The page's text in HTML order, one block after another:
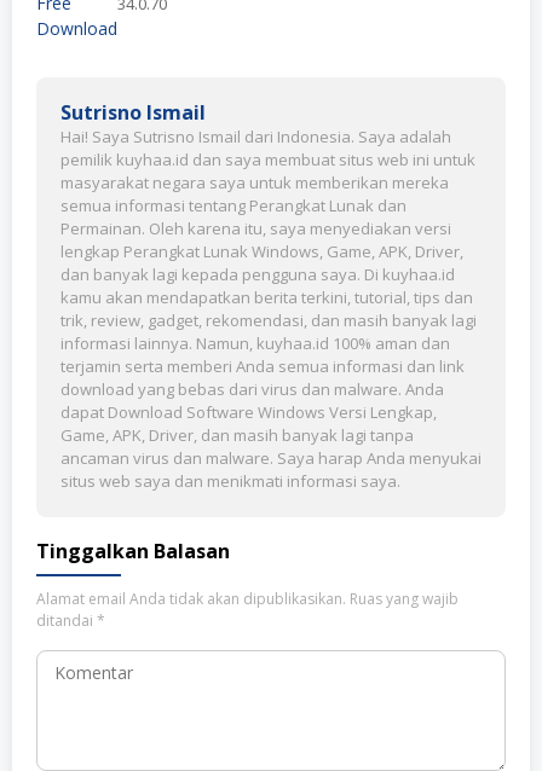
Sutrisno Ismail
Hai! Saya Sutrisno Ismail dari Indonesia. Saya adalah
pemilik kuyhaa.id dan saya membuat situs web ini untuk
masyarakat negara saya untuk memberikan mereka
semua informasi tentang Perangkat Lunak dan
Permainan. Oleh karena itu, saya menyediakan versi
lengkap Perangkat Lunak Windows, Game, APK, Driver,
dan banyak lagi kepada pengguna saya. Di kuyhaa.id
kamu akan mendapatkan berita terkini, tutorial, tips dan
trik, review, gadget, rekomendasi, dan masih banyak lagi
informasi lainnya. Namun, kuyhaa.id 100% aman dan
terjamin serta memberi Anda semua informasi dan link
download yang bebas dari virus dan malware. Anda
dapat Download Software Windows Versi Lengkap,
Game, APK, Driver, dan masih banyak lagi tanpa
ancaman virus dan malware. Saya harap Anda menyukai
situs web saya dan menikmati informasi saya.
Tinggalkan Balasan
Alamat email Anda tidak akan dipublikasikan. Ruas yang wajib
ditandai *